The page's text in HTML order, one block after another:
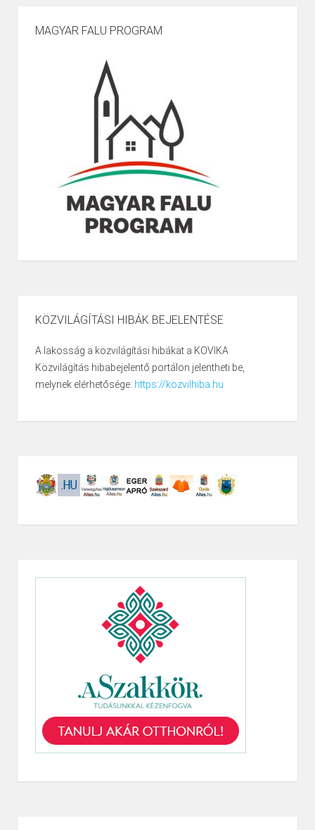
MAGYAR FALU PROGRAM
KÖZVILÁGÍTÁSI HIBÁK BEJELENTÉSE
A lakosság a közvilágítási hibákat a KOVIKA
Közvilágítás hibabejelentő portálon jelentheti be,
melynek elérhetősége: https://kozvilhiba.hu